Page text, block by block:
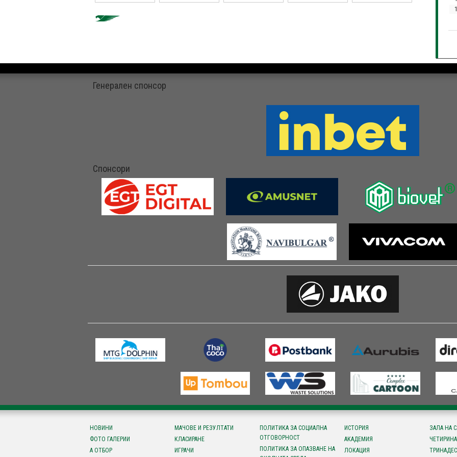
Генерален спонсор
Спонсори
НОВИНИ
ФОТО ГАЛЕРИИ
А ОТБОР
МАЧОВЕ И РЕЗУЛТАТИ
КЛАСИРАНЕ
ИГРАЧИ
ПОЛИТИКА ЗА СОЦИАЛНА
ОТГОВОРНОСТ
ПОЛИТИКА ЗА ОПАЗВАНЕ НА
ИСТОРИЯ
АКАДЕМИЯ
ЛОКАЦИЯ
ЗАЛА НА